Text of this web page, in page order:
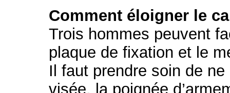
Comment éloigner le
Trois hommes peuvent
plaque de fixation et le
Il faut prendre soin de
visée, la poignée